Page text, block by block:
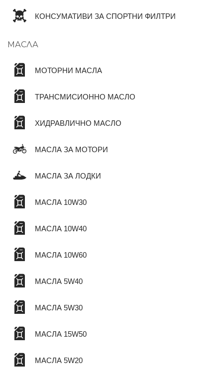
КОНСУМАТИВИ ЗА СПОРТНИ ФИЛТРИ
МАСЛА
МОТОРНИ МАСЛА
ТРАНСМИСИОННО МАСЛО
ХИДРАВЛИЧНО МАСЛО
МАСЛА ЗА МОТОРИ
МАСЛА ЗА ЛОДКИ
МАСЛА 10W30
МАСЛА 10W40
МАСЛА 10W60
МАСЛА 5W40
МАСЛА 5W30
МАСЛА 15W50
МАСЛА 5W20